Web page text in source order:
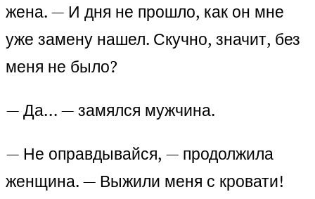
жена. — И дня не прошло, как он мне
уже замену нашел. Скучно, значит, без
меня не было?
— Да… — замялся мужчина.
— Не оправдывайся, — продолжила
женщина. — Выжили меня с кровати!